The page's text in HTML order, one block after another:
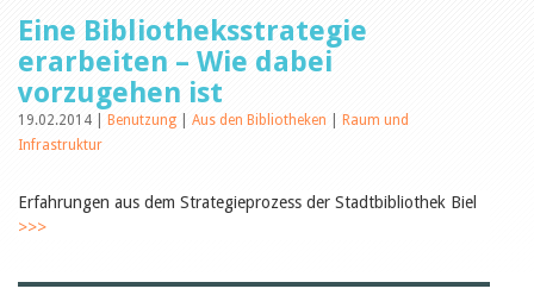
Tags
Aus- und Weiterbildung
Veranstaltungen
Kinder- und Jugendmedien
Bibliothek und Schule
Zielpublikum Kinder und
Jugendliche
Einmalige Beiträge
Eine Bibliotheksstrategie
erarbeiten – Wie dabei
vorzugehen ist
19.02.2014 | Benutzung Aus den Bibliotheken
Raum und
Infrastruktur
Erfahrungen aus dem Strategieprozess der Stadtbibliothek Biel
>>>